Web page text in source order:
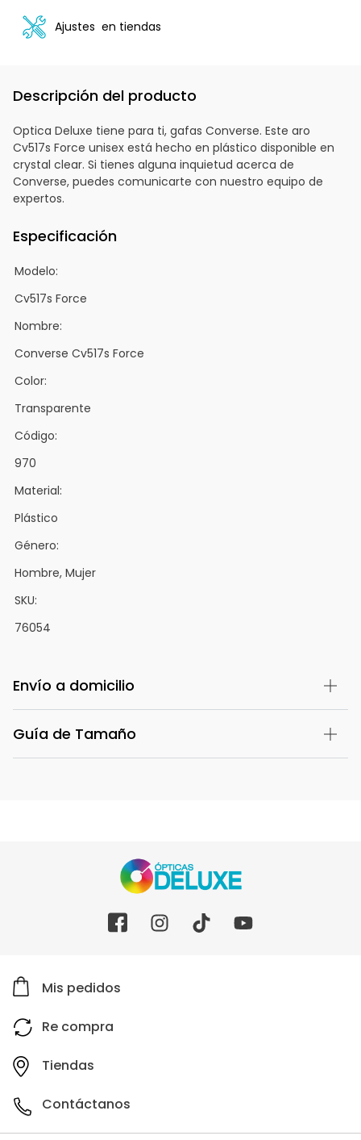
Ajustes en tiendas
Descripción del producto
Optica Deluxe tiene para ti, gafas Converse. Este aro
Cv517s Force unisex está hecho en plástico disponible en
crystal clear. Si tienes alguna inquietud acerca de
Converse, puedes comunicarte con nuestro equipo de
expertos.
Especificación
Modelo:
Cv517s Force
Nombre:
Converse Cv517s Force
Color:
Transparente
Código:
970
Material:
Plástico
Género:
Hombre, Mujer
SKU:
76054
Envío a domicilio
Guía de Tamaño
Mis pedidos
Re compra
Tiendas
Contáctanos